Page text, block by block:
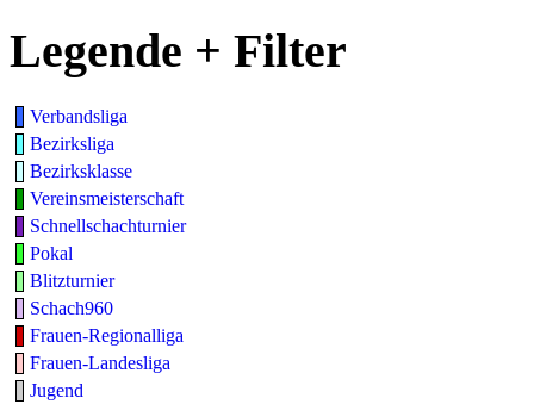
Legende + Filter
Verbandsliga
Bezirksliga
Bezirksklasse
Vereinsmeisterschaft
Schnellschachturnier
Pokal
Blitzturnier
Schach960
Frauen-Regionalliga
Frauen-Landesliga
Jugend